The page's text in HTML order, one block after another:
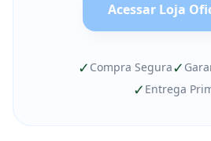
Acessar Loja
✓ Compra Segura✓
✓ Entrega